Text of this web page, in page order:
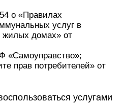
о «Правилах
услуг в
жилых домах» от
«Самоуправство»;
прав потребителей» от
услугами